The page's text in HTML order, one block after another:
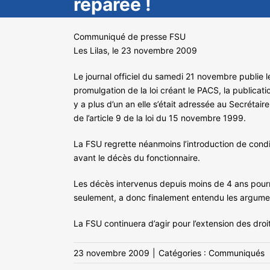
Communiqué de presse FSU
Les Lilas, le 23 novembre 2009
Le journal officiel du samedi 21 novembre publie
promulgation de la loi créant le PACS, la
y a plus d’un an elle s’était adressée au
de l’article 9 de la loi du 15 novembre 1999.
La FSU regrette néanmoins l’introduction de
avant le décès du fonctionnaire.
Les décès intervenus depuis moins de 4 ans
seulement, a donc finalement entendu les
La FSU continuera d’agir pour l’extension des
23 novembre 2009 Catégories : Communiqués